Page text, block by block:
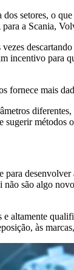
setores, o
a Scania,
incentivo
fornece mais
para
são algo
às